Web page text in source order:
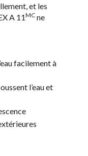
et les
A 11MC ne
facilement à
l’eau et